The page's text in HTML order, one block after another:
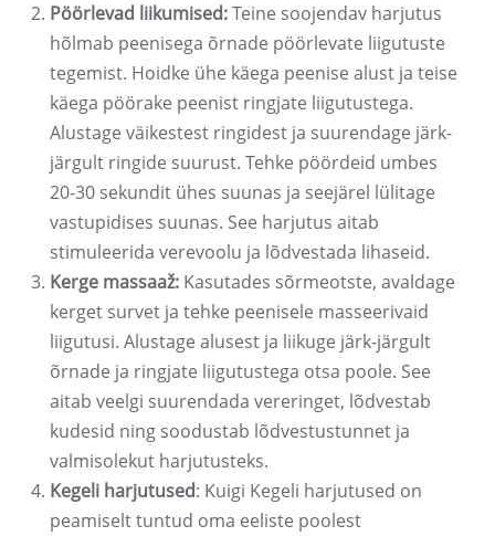
Pöörlevad liikumised:Teine soojendav harjutus
hõlmab peenisega õrnade pöörlevate liigutuste
tegemist. Hoidke ühe käega peenise alust ja teise
käega pöörake peenist ringjate liigutustega.
Alustage väikestest ringidest ja suurendage järk-
järgult ringide suurust. Tehke pöördeid umbes
20-30 sekundit ühes suunas ja seejärel lülitage
vastupidises suunas. See harjutus aitab
stimuleerida verevoolu ja lõdvestada lihaseid.
Kerge massaaž: Kasutades sõrmeotste, avaldage
kerget survet ja tehke peenisele masseerivaid
liigutusi. Alustage alusest ja liikuge järk-järgult
õrnade ja ringjate liigutustega otsa poole. See
aitab veelgi suurendada vereringet, lõdvestab
kudesid ning soodustab lõdvestustunnet ja
valmisolekut harjutusteks.
Kegeli harjutused: Kuigi Kegeli harjutused on
peamiselt tuntud oma eeliste poolest